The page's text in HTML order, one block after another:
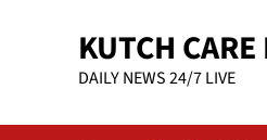
KUTCH CARE
DAILY NEWS 24/7 LIVE